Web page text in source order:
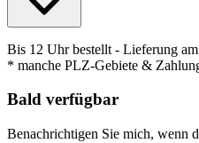
Bis 12 Uhr bestellt - Lieferung
* manche PLZ-Gebiete &
Bald verfügbar
Benachrichtigen Sie mich, wenn